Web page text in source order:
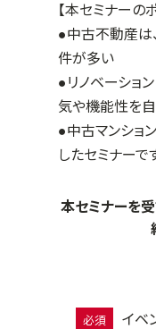
【本セミナーの
●中古不動産は
件が多い
●リノベーショ
気や機能性を
●中古マンショ
したセミナーで
本セミナーを
必須
イベ